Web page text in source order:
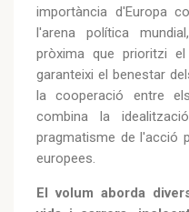
importància d'Europa
l'arena política
pròxima que prioritzi
garanteixi el benestar
la cooperació entre
combina la
pragmatisme de l'acció
europees.
El volum aborda